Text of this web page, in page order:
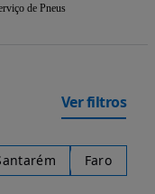
de Pneus
Ver filtros
Faro